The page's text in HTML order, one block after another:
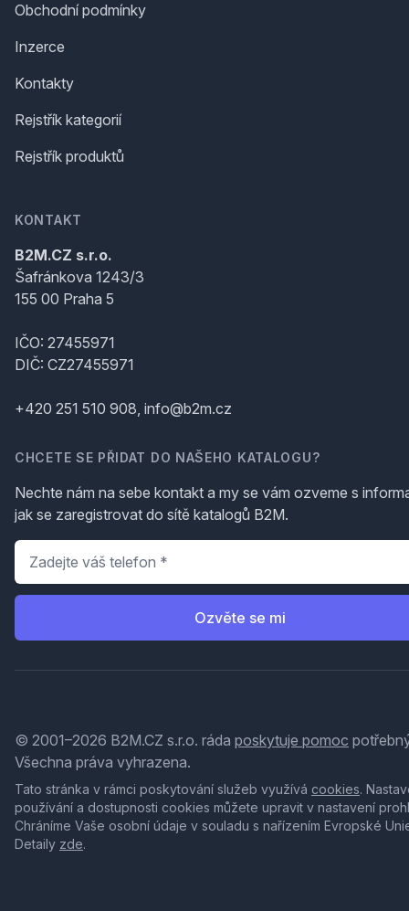
Obchodní podmínky
Inzerce
Kontakty
Rejstřík kategorií
Rejstřík produktů
KONTAKT
B2M.CZ s.r.o.
Šafránkova 1243/3
155 00 Praha 5
IČO: 27455971
DIČ: CZ27455971
+420 251 510 908, info@b2m.cz
CHCETE SE PŘIDAT DO NAŠEHO KATALOGU?
Nechte nám na sebe kontakt a my se vám ozveme s
jak se zaregistrovat do sítě katalogů B2M.
Telefon
Ozvěte se mi
© 2001–2026 B2M.CZ s.r.o. ráda poskytuje pomoc
Všechna práva vyhrazena.
Tato stránka v rámci poskytování služeb využívá cookies.
používání a dostupnosti cookies můžete upravit v nastavení
Chráníme Vaše osobní údaje v souladu s nařízením Evropské
Detaily zde.